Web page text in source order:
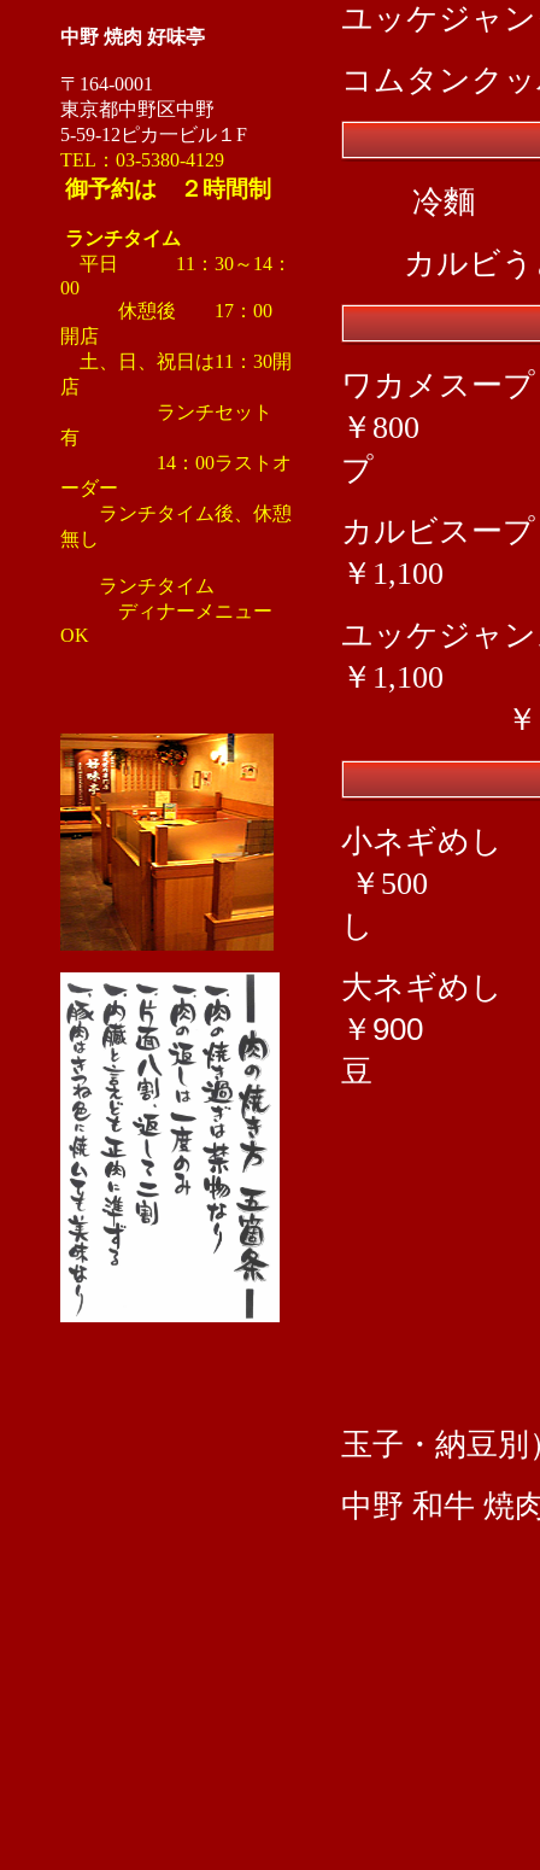
ユッケ
コムタ
冷
カル
ワ カ
￥800
プ
カル
￥
ユッケ
￥
￥
小
￥500
し
大
￥900
豆
玉子・納豆別
中野 和牛 焼
中野 焼肉 好味亭
〒164-0001
東京都中野区中野
5-59-12ピカ一ビル１F
TEL：03-5380-4129
御予約は ２時間制
ランチタイム
平日 11：30～14：
00
休憩後 17：00
開店
土、日、祝日は11：30開
店
ランチセット
有
14：00ラストオ
ーダー
ランチタイム後、休憩
無し
ランチタイム
ディナーメニュー
OK